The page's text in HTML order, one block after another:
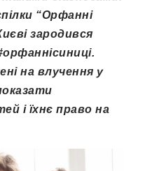
“Орфанні
зародився
на влучення у
і їхнє право на